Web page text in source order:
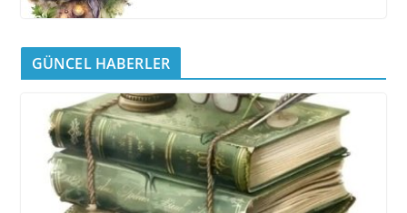
GÜNCEL HABERLER